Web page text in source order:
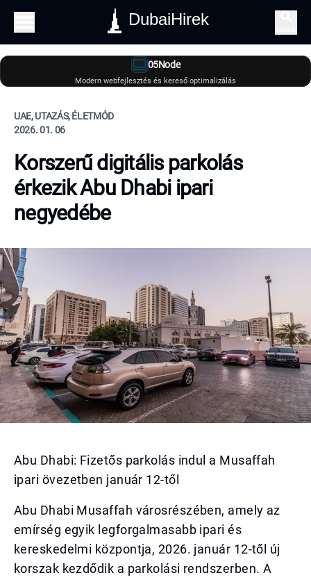
DubaiHirek
05Node
Modern webfejlesztés és kereső optimalizálás
UAE, UTAZÁS, ÉLETMÓD
2026. 01. 06
Korszerű digitális parkolás
érkezik Abu Dhabi ipari
negyedébe
Abu Dhabi: Fizetős parkolás indul a Musaffah
ipari övezetben január 12-től
Abu Dhabi Musaffah városrészében, amely az
emírség egyik legforgalmasabb ipari és
kereskedelmi központja, 2026. január 12-től új
korszak kezdődik a parkolási rendszerben. A